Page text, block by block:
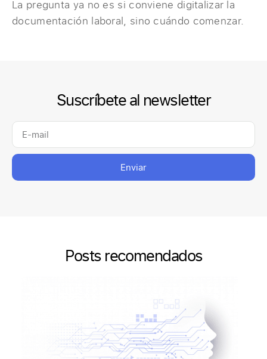
La pregunta ya no es si conviene digitalizar la
documentación laboral, sino cuándo comenzar.
Suscríbete al newsletter
Enviar
Posts recomendados